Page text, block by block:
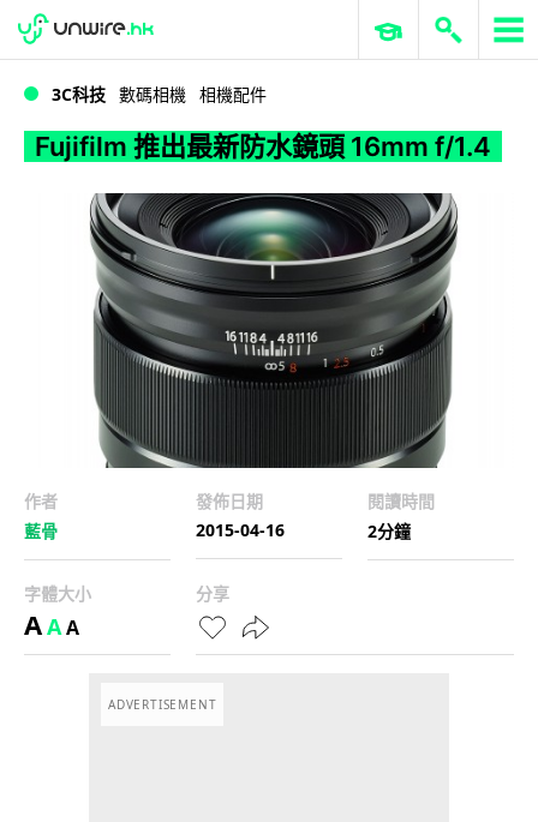
Fujifilm 推出最新防水鏡頭 16mm f/1.4
WWDC 2026 ERP 與商業 AI
3C科技 數碼相機 相機配件
Fujifilm 推出最新防水鏡頭 16mm f/1.4
作者
藍骨
發佈日期
2015-04-16
閱讀時間
2分鐘
字體大小
AAA
分享
ADVERTISEMENT